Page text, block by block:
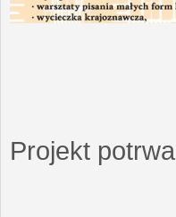
Projekt potrwa